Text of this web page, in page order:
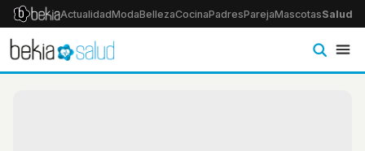
ActualidadModaBellezaCocinaPadresParejaMascotasSalud